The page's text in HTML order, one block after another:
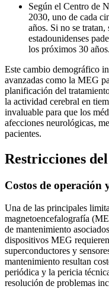
Según el Centro de
2030, uno de cada
años. Si no se
estadounidenses
los próximos 30 años.
Este cambio demográfico
avanzadas como la MEG
planificación del
la actividad cerebral en
invaluable para que los
afecciones neurológicas,
pacientes.
Restricciones
Costos de operación
Una de las principales
magnetoencefalografía
de mantenimiento
dispositivos MEG
superconductores y
mantenimiento resultan
periódica y la pericia
resolución de problemas